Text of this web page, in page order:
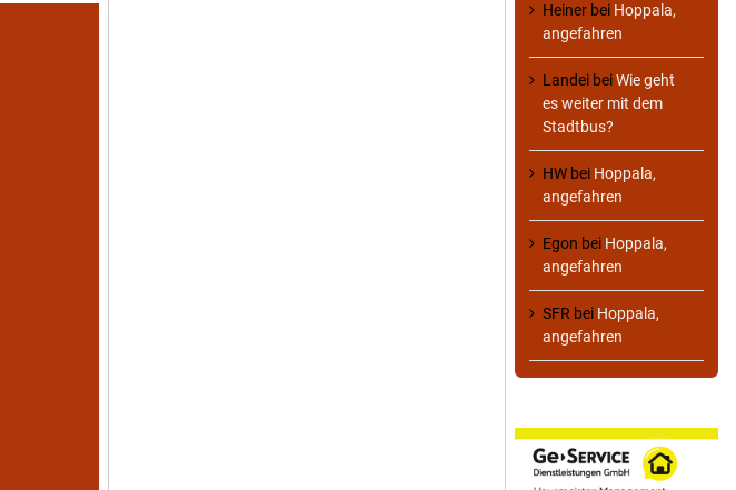
Heiner bei Hoppala,
angefahren
Landei beiWie geht
es weiter mit dem
Stadtbus?
HW bei Hoppala,
angefahren
Egon bei Hoppala,
angefahren
SFR bei Hoppala,
angefahren